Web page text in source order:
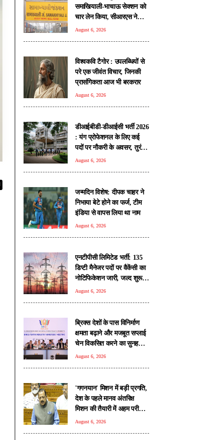
समाखियाली-भाचाऊ सेक्शन को
चार लेन किया, सीआरएस ने
किया निरीक्षण
August 6, 2026
विश्वकवि टैगोर : उपलब्धियों से
परे एक जीवंत विचार, जिनकी
प्रासंगिकता आज भी बरकरार
August 6, 2026
डीआईबीडी-डीआईसी भर्ती 2026
: यंग प्रोफेशनल के लिए कई
पदों पर नौकरी के अवसर, तुरंत
करें आवेदन
August 6, 2026
जन्मदिन विशेष: दीपक चाहर ने
निभाया बेटे होने का फर्ज, टीम
इंडिया से वापस लिया था नाम
August 6, 2026
एनटीपीसी लिमिटेड भर्ती: 135
डिप्टी मैनेजर पदों पर वैकेंसी का
नोटिफिकेशन जारी, जल्द शुरू
होगी आवेदन प्रक्रिया
August 6, 2026
ब्रिक्स देशों के पास विनिर्माण
क्षमता बढ़ाने और मजबूत सप्लाई
चेन विकसित करने का सुनहरा
अवसर: पीयूष गोयल
August 6, 2026
'गगनयान' मिशन में बड़ी प्रगति,
देश के पहले मानव अंतरिक्ष
मिशन की तैयारी में अहम परीक्षण
पूरे: डॉ. जितेंद्र सिंह
August 6, 2026